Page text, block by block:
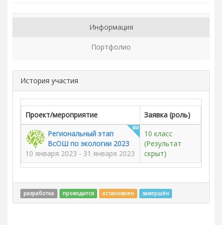
Информация
Портфолио
История участия
Проект/мероприятие
Заявка (роль)
Региональный этап
ВсОШ по экологии 2023
10 января 2023 - 31 января 2023
10 класс
(Результат
скрыт)
разработка проводится остановлен завершён